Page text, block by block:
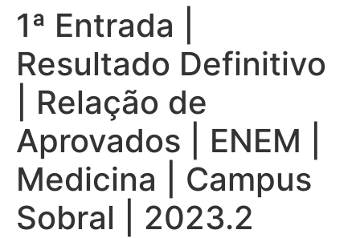
1ª Entrada |
Resultado Definitivo
| Relação de
Aprovados | ENEM |
Medicina | Campus
Sobral | 2023.2